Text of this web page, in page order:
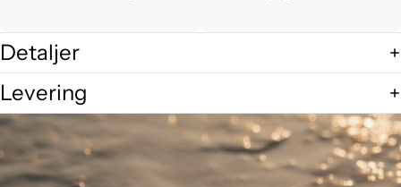
Detaljer
Levering